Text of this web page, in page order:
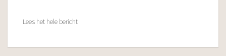
Lees het hele bericht